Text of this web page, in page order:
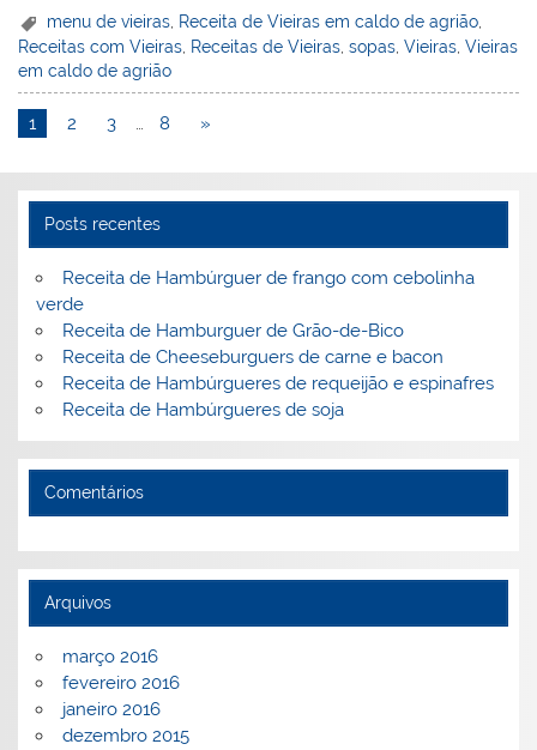
er
e
st
k
e
dI
n
c
e
b
o
k
itt
er
ai
l
h
o
o
l
t
ar
e
menu de vieiras Receita de Vieiras em caldo de agrião
Receitas com Vieiras Receitas de Vieiras ,sopas ,Vieiras ,Vieiras
em caldo de agrião
1 2 3 … 8 »
Posts recentes
Receita de Hambúrguer de frango com cebolinha
verde
Receita de Hamburguer de Grão-de-Bico
Receita de Cheeseburguers de carne e bacon
Receita de Hambúrgueres de requeijão e espinafres
Receita de Hambúrgueres de soja
Comentários
Arquivos
março 2016
fevereiro 2016
janeiro 2016
dezembro 2015